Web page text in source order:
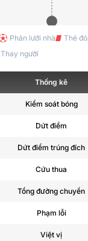
Thống kê
Kiểm soát bóng
Dứt điểm
Dứt điểm trúng đích
Cứu thua
Tổng đường chuyền
Phạm lỗi
Việt vị
Phản lưới nhà Thẻ đỏ
Thay người